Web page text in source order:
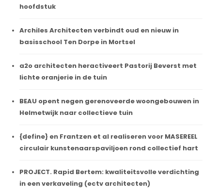
hoofdstuk
Archiles Architecten verbindt oud en nieuw in
basisschool Ten Dorpe in Mortsel
a2o architecten heractiveert Pastorij Beverst met
lichte oranjerie in de tuin
BEAU opent negen gerenoveerde woongebouwen in
Helmetwijk naar collectieve tuin
{define} en Frantzen et al realiseren voor MASEREEL
circulair kunstenaarspaviljoen rond collectief hart
PROJECT. Rapid Bertem: kwaliteitsvolle verdichting
in een verkaveling (ectv architecten)